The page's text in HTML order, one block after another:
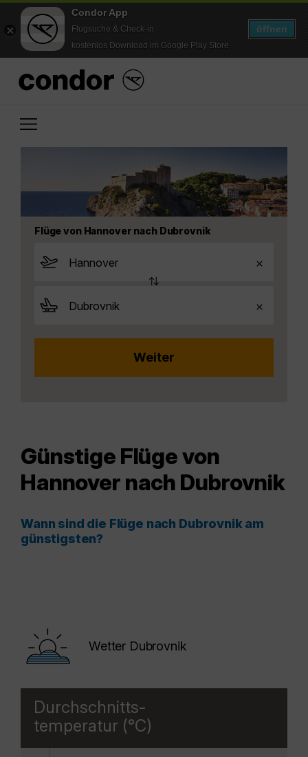
Condor App
Flugsuche & Check-in
kostenlos Download im Google Play Store
öffnen
Flüge von Hannover nach Dubrovnik
Günstige Flüge von
Hannover nach Dubrovnik
Wann sind die Flüge nach Dubrovnik am
günstigsten?
Wetter Dubrovnik
Durchschnitts-
temperatur (°C)